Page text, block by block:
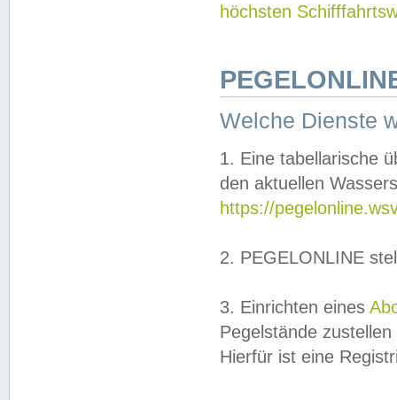
höchsten
Welche Dienste
1. Eine tabellarische
den aktuellen
https://
2. PEGELONLINE
3. Einrichten eines
Pegelstände
Hierfür ist eine